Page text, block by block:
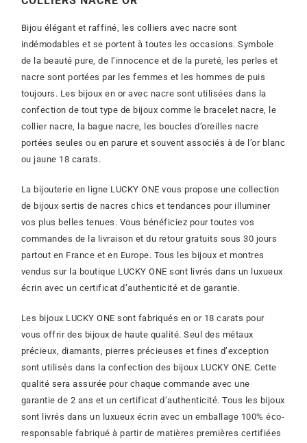
Bijou élégant et raffiné, les colliers avec nacre sont
indémodables et se portent à toutes les occasions. Symbole
de la beauté pure, de l’innocence et de la pureté, les perles et
nacre sont portées par les femmes et les hommes de puis
toujours. Les bijoux en or avec nacre sont utilisées dans la
confection de tout type de bijoux comme le bracelet nacre, le
collier nacre, la bague nacre, les boucles d’oreilles nacre
portées seules ou en parure et souvent associés à de l’or blanc
ou jaune 18 carats.
La bijouterie en ligne LUCKY ONE vous propose une collection
de bijoux sertis de nacres chics et tendances pour illuminer
vos plus belles tenues. Vous bénéficiez pour toutes vos
commandes de la livraison et du retour gratuits sous 30 jours
partout en France et en Europe. Tous les bijoux et montres
vendus sur la boutique LUCKY ONE sont livrés dans un luxueux
écrin avec un certificat d’authenticité et de garantie.
Les bijoux LUCKY ONE sont fabriqués en or 18 carats pour
vous offrir des bijoux de haute qualité. Seul des métaux
précieux, diamants, pierres précieuses et fines d’exception
sont utilisés dans la confection des bijoux LUCKY ONE. Cette
qualité sera assurée pour chaque commande avec une
garantie de 2 ans et un certificat d’authenticité. Tous les bijoux
sont livrés dans un luxueux écrin avec un emballage 100% éco-
responsable fabriqué à partir de matières premières certifiées